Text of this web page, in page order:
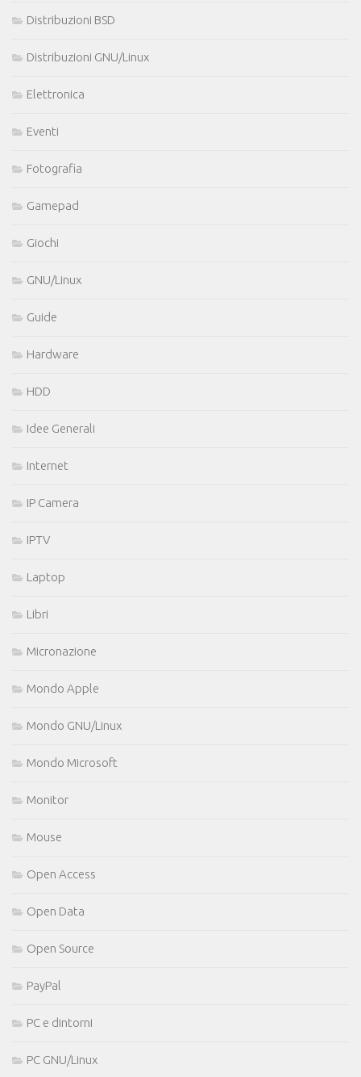
Distribuzioni BSD
Distribuzioni GNU/Linux
Elettronica
Eventi
Fotografia
Gamepad
Giochi
GNU/Linux
Guide
Hardware
HDD
Idee Generali
Internet
IP Camera
IPTV
Laptop
Libri
Micronazione
Mondo Apple
Mondo GNU/Linux
Mondo Microsoft
Monitor
Mouse
Open Access
Open Data
Open Source
PayPal
PC e dintorni
PC GNU/Linux